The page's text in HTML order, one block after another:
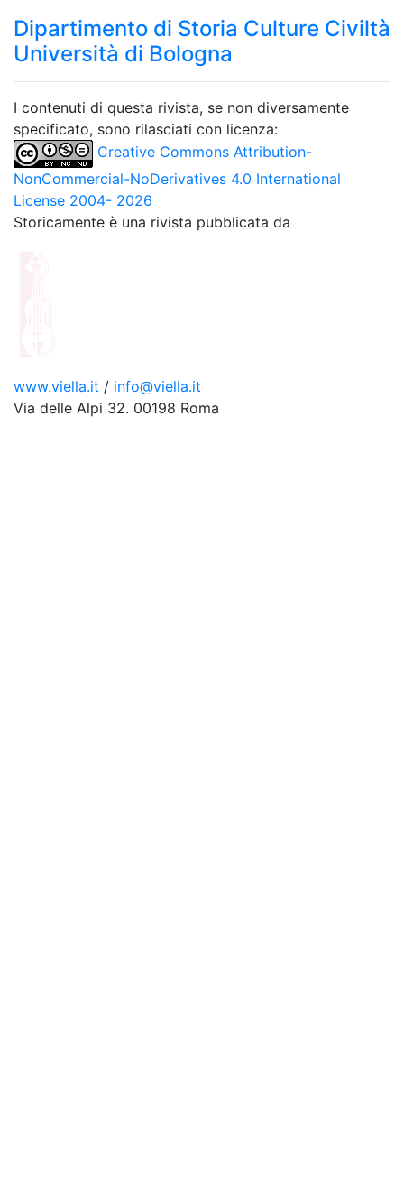
Dipartimento di Storia Culture Civiltà
Università di Bologna
I contenuti di questa rivista, se non diversamente
specificato, sono rilasciati con licenza:
Creative Commons Attribution-
NonCommercial-NoDerivatives 4.0 International
License 2004- 2026
Storicamente è una rivista pubblicata da
www.viella.it / info@viella.it
Via delle Alpi 32. 00198 Roma